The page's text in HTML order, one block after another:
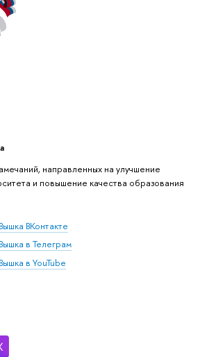
направленных на улучшение
и повышение качества образования
ВКонтакте
в Телеграм
в YouTube